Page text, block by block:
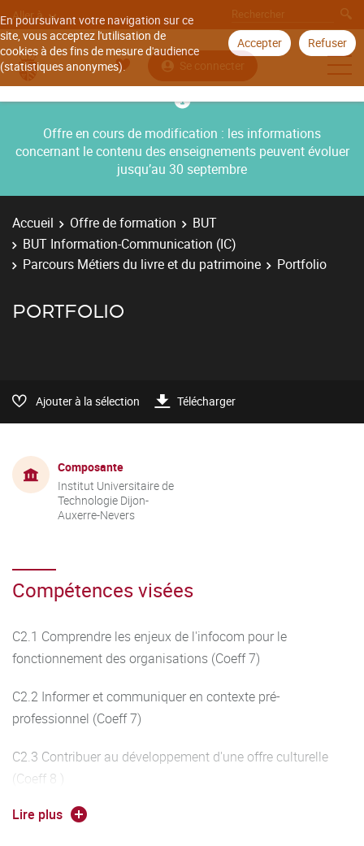
En poursuivant votre navigation sur ce
site, vous acceptez l'utilisation de
cookies à des fins de mesure d'audience
(statistiques anonymes).
Accepter Refuser
Aller à
Se connecter
Offre en cours de modification : les informations
concernant le contenu des enseignements peuvent évoluer
jusqu’au 30 septembre
Accueil Offre de formation
BUT
BUT Information-Communication (IC)
Parcours Métiers du livre et du patrimoine
Portfolio
PORTFOLIO
Ajouter à la sélection Télécharger
Composante
Institut Universitaire de
Technologie Dijon-
Auxerre-Nevers
Compétences visées
C2.1 Comprendre les enjeux de l'infocom pour le
fonctionnement des organisations (Coeff 7)
C2.2 Informer et communiquer en contexte pré-
professionnel (Coeff 7)
C2.3 Contribuer au développement d'une offre culturelle
(Coeff 8 )
C2.4 S'approprier des dispositifs de médiation Coeff 8)
Lire plus